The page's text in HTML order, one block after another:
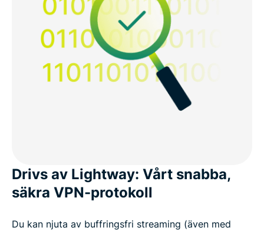
Drivs av Lightway: Vårt snabba,
säkra VPN-protokoll
Du kan njuta av buffringsfri streaming (även med